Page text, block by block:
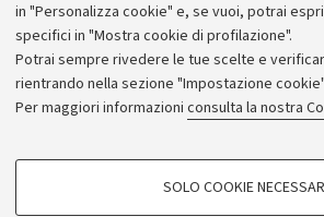
in "Personalizza cookie" e, se vuoi, potrai
specifici in "Mostra cookie di profilazione".
Potrai sempre rivedere le tue scelte e
rientrando nella sezione "Impostazione
Per maggiori informazioni consulta la nostra
COOKIE DI PROFILAZIONE -
SOLO COOKIE
Comunicati stampa
Redazione
Rassegna stampa